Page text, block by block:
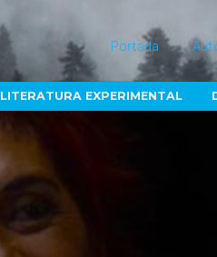
Portada
LITERATURA EXPERIMENTAL